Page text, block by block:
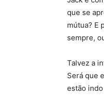
que se
mútua? E
sempre,
Talvez a
Será que
estão indo